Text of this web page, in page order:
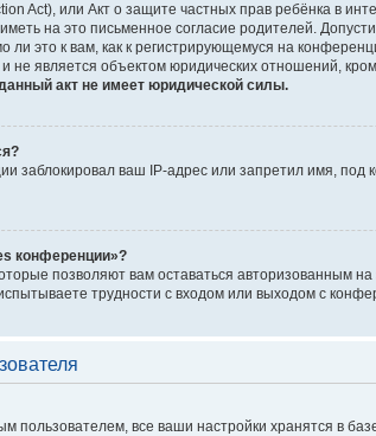
Act), или Акт о защите частных прав ребёнка в
на это письменное согласие родителей.
ли это к вам, как к регистрирующемуся на
не является объектом юридических отношений,
акт не имеет юридической силы.
заблокировал ваш IP-адрес или запретил имя,
конференции»?
позволяют вам оставаться авторизованным
трудности с входом или выходом с
пользователем, все ваши настройки хранятся в